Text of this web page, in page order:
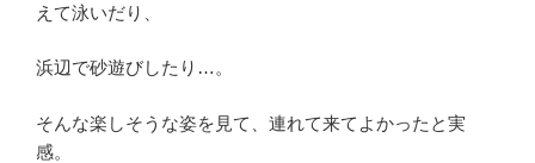
えて泳いだり、
浜辺で砂遊びしたり…。
そんな楽しそうな姿を見て、連れて来てよかったと実
感。